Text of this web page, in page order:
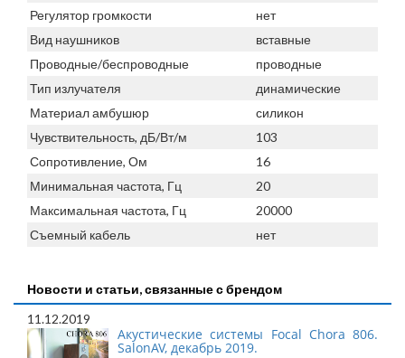
Регулятор громкости
нет
Вид наушников
вставные
Проводные/беспроводные
проводные
Тип излучателя
динамические
Материал амбушюр
силикон
Чувствительность, дБ/Вт/м
103
Сопротивление, Ом
16
Минимальная частота, Гц
20
Максимальная частота, Гц
20000
Съемный кабель
нет
Новости и статьи, связанные с брендом
11.12.2019
Акустические системы Focal Chora 806.
SalonAV, декабрь 2019.